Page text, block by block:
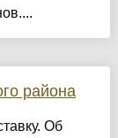
района
Об